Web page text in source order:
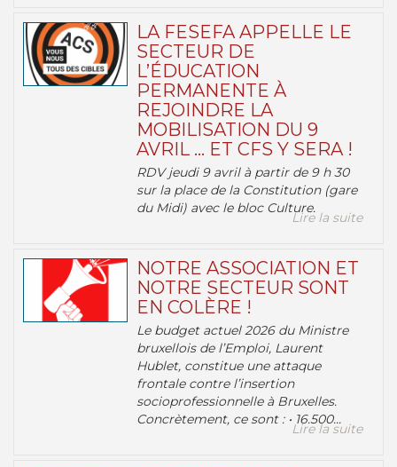
LA FESEFA APPELLE LE
SECTEUR DE
L’ÉDUCATION
PERMANENTE À
REJOINDRE LA
MOBILISATION DU 9
AVRIL … ET CFS Y SERA !
RDV jeudi 9 avril à partir de 9 h 30
sur la place de la Constitution (gare
du Midi) avec le bloc Culture.
Lire la suite
NOTRE ASSOCIATION ET
NOTRE SECTEUR SONT
EN COLÈRE !
Le budget actuel 2026 du Ministre
bruxellois de l’Emploi, Laurent
Hublet, constitue une attaque
frontale contre l’insertion
socioprofessionnelle à Bruxelles.
Concrètement, ce sont : • 16.500...
Lire la suite